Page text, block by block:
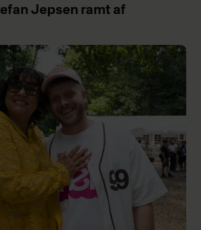
Jepsen ramt af